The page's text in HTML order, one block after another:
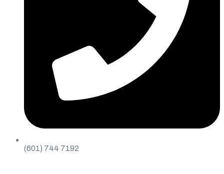
(601) 744 7192